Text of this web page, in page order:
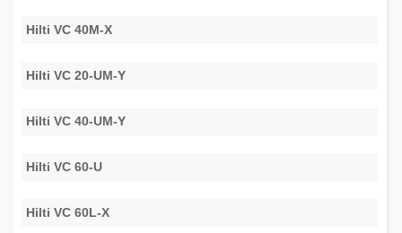
Hilti VC 40M-X
Hilti VC 20-UM-Y
Hilti VC 40-UM-Y
Hilti VC 60-U
Hilti VC 60L-X